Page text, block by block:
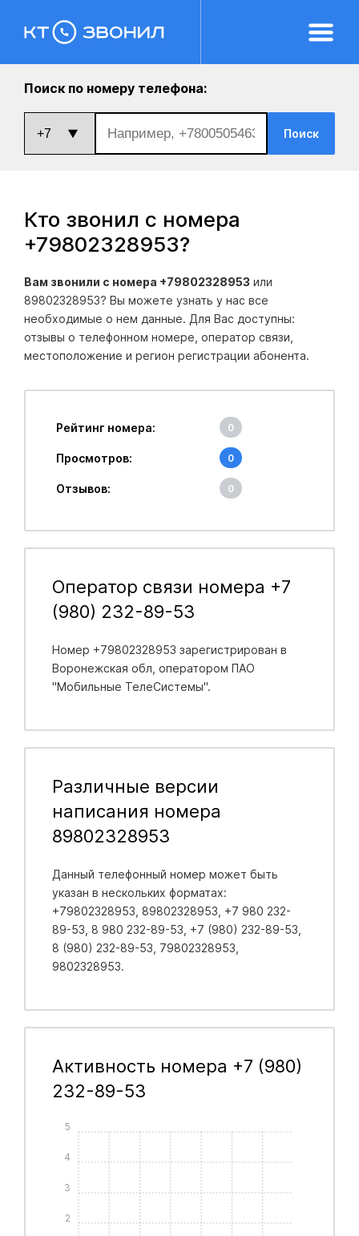
Поиск по номеру телефона:
Поиск
Кто звонил с номера
+79802328953?
Вам звонили с номера +79802328953 или
89802328953? Вы можете узнать у нас все
необходимые о нем данные. Для Вас доступны:
отзывы о телефонном номере, оператор связи,
местоположение и регион регистрации абонента.
Рейтинг номера: 0
Просмотров: 0
Отзывов: 0
Оператор связи номера +7
(980) 232-89-53
Номер +79802328953 зарегистрирован в
Воронежская обл , оператором ПАО
"Мобильные ТелеСистемы".
Различные версии
написания номера
89802328953
Данный телефонный номер может быть
указан в нескольких форматах:
+79802328953, 89802328953, +7 980 232-
89-53, 8 980 232-89-53, +7 (980) 232-89-53,
8 (980) 232-89-53, 79802328953,
9802328953.
Активность номера +7 (980)
232-89-53
2
3
4
5